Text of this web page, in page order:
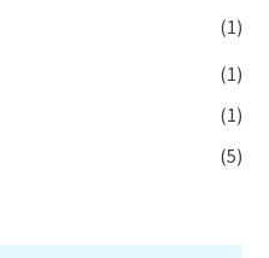
(1)
(1)
(1)
(5)